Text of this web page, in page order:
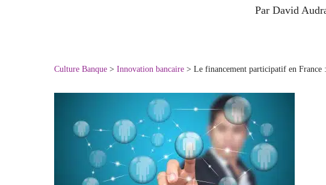
Par David
Culture Banque > Innovation bancaire > Le financement participatif en France